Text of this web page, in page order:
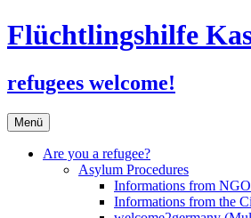
Flüchtlingshilfe
refugees welcome!
Menü Zum
Inhalt
springen
Are you a refugee?
Asylum Procedures
Informations from
Informations from the